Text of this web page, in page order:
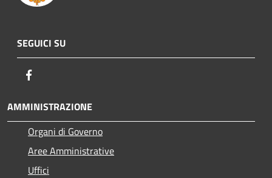
SEGUICI SU
AMMINISTRAZIONE
Organi di Governo
Aree Amministrative
Uffici